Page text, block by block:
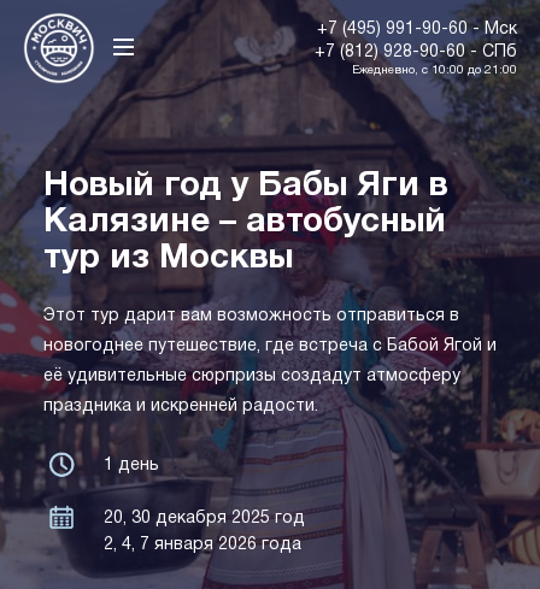
+7 (495) 991-90-60 - Мск
+7 (812) 928-90-60 - СПб
Ежедневно, с 10:00 до 21:00
Новый год у Бабы Яги в
Калязине – автобусный
тур из Москвы
Этот тур дарит вам возможность отправиться в
новогоднее путешествие, где встреча с Бабой Ягой и
её удивительные сюрпризы создадут атмосферу
праздника и искренней радости.
1 день
20, 30 декабря 2025 год
2, 4, 7 января 2026 года